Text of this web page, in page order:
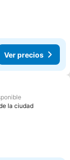
Ver precios
la ciudad